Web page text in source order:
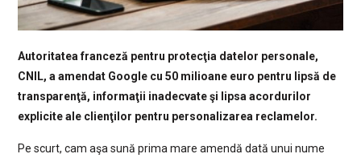
Autoritatea franceză pentru protecţia datelor personale,
CNIL, a amendat Google cu 50 milioane euro pentru lipsă de
transparenţă, informaţii inadecvate şi lipsa acordurilor
explicite ale clienţilor pentru personalizarea reclamelor.
Pe scurt, cam aşa sună prima mare amendă dată unui nume